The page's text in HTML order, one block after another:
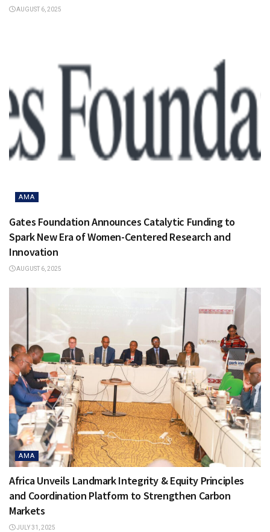
AUGUST 6, 2025
AMA
Gates Foundation Announces Catalytic Funding to
Spark New Era of Women-Centered Research and
Innovation
AUGUST 6, 2025
AMA
Africa Unveils Landmark Integrity & Equity Principles
and Coordination Platform to Strengthen Carbon
Markets
JULY 31, 2025